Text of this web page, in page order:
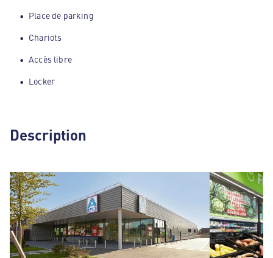
Place de parking
Chariots
Accès libre
Locker
Description